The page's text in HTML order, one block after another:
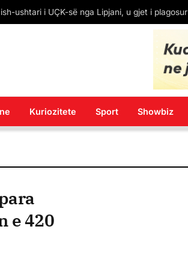
ushtari i UÇK-së nga Lipjani, u gjet i plagosur
Kuriozitete Sport Showbiz
e 420